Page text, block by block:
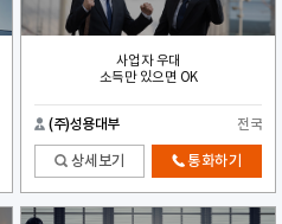
사업자 우대
소득만 있으면 OK
(주)성용대부 전국
상세보기 통화하기